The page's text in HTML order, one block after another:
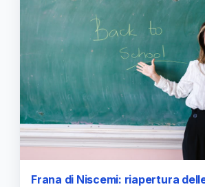
Frana di Niscemi: riapertura